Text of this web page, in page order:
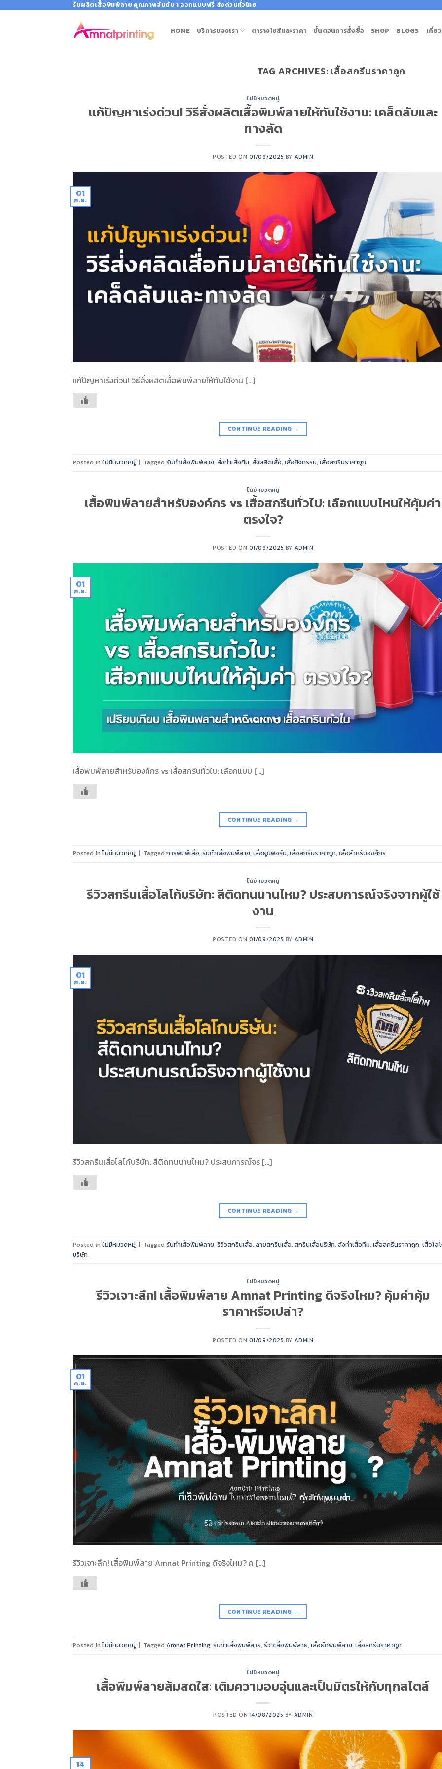
รับผลิตเสื้อพิมพ์ลาย คุณภาพอันดับ 1 ออกแบบฟรี ส่งด่วนทั่วไทย
HOME บริการของเรา ตารางไซส์และราคา ขั้นตอนการสั้งซื้อ SHOP BLOGS เกี่ย
TAG ARCHIVES: เสื้อสกรีนราคาถูก
ไม่มีหมวดหมู่
แก้ปัญหาเร่งด่วน! วิธีสั่งผลิตเสื้อพิมพ์ลายให้ทันใช้งาน: เคล็ดลับและ
ทางลัด
POSTED ON 01/09/2025 BY ADMIN
01
ก.ย.
แก้ปัญหาเร่งด่วน! วิธีสั่งผลิตเสื้อพิมพ์ลายให้ทันใช้งาน […]
CONTINUE READING →
Posted in ไม่มีหมวดหมู่ | Tagged รับทำเสื้อพิมพ์ลาย, สั่งทำเสื้อทีม, สั่งผลิตเสื้อ, เสื้อกิจกรรม, เสื้อสกรีนราคาถูก
ไม่มีหมวดหมู่
เสื้อพิมพ์ลายสำหรับองค์กร vs เสื้อสกรีนทั่วไป: เลือกแบบไหนให้คุ้มค่า
ตรงใจ?
POSTED ON 01/09/2025 BY ADMIN
01
ก.ย.
เสื้อพิมพ์ลายสำหรับองค์กร vs เสื้อสกรีนทั่วไป: เลือกแบบ […]
CONTINUE READING →
Posted in ไม่มีหมวดหมู่ | Tagged การพิมพ์เสื้อ, รับทำเสื้อพิมพ์ลาย, เสื้อยูนิฟอร์ม, เสื้อสกรีนราคาถูก, เสื้อสำหรับองค์กร
ไม่มีหมวดหมู่
รีวิวสกรีนเสื้อโลโก้บริษัท: สีติดทนนานไหม? ประสบการณ์จริงจากผู้ใช้
งาน
POSTED ON 01/09/2025 BY ADMIN
01
ก.ย.
รีวิวสกรีนเสื้อโลโก้บริษัท: สีติดทนนานไหม? ประสบการณ์จร […]
CONTINUE READING →
Posted in ไม่มีหมวดหมู่ | Tagged รับทำเสื้อพิมพ์ลาย, รีวิวสกรีนเสื้อ, ลายสกรีนเสื้อ, สกรีนเสื้อบริษัท, สั่งทำเสื้อทีม, เสื้อสกรีนราคาถูก, เสื้อโล
บริษัท
ไม่มีหมวดหมู่
รีวิวเจาะลึก! เสื้อพิมพ์ลาย Amnat Printing ดีจริงไหม? คุ้มค่าคุ้ม
ราคาหรือเปล่า?
POSTED ON 01/09/2025 BY ADMIN
01
ก.ย.
รีวิวเจาะลึก! เสื้อพิมพ์ลาย Amnat Printing ดีจริงไหม? ค […]
CONTINUE READING →
Posted in ไม่มีหมวดหมู่ | Tagged Amnat Printing, รับทำเสื้อพิมพ์ลาย, รีวิวเสื้อพิมพ์ลาย, เสื้อยืดพิมพ์ลาย, เสื้อสกรีนราคาถูก
ไม่มีหมวดหมู่
เสื้อพิมพ์ลายส้มสดใส: เติมความอบอุ่นและเป็นมิตรให้กับทุกสไตล์
POSTED ON 14/08/2025 BY ADMIN
14